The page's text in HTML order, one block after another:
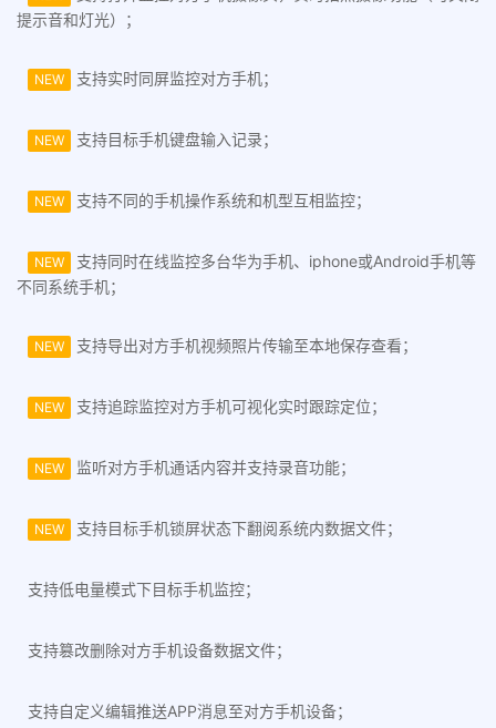
提示音和灯光）；
NEW 支持实时同屏监控对方手机；
NEW 支持目标手机键盘输入记录；
NEW 支持不同的手机操作系统和机型互相监控；
NEW
支持同时在线监控多台华为手机、iphone或Android手机等
不同系统手机；
NEW 支持导出对方手机视频照片传输至本地保存查看；
NEW 支持追踪监控对方手机可视化实时跟踪定位；
NEW 监听对方手机通话内容并支持录音功能；
NEW 支持目标手机锁屏状态下翻阅系统内数据文件；
支持低电量模式下目标手机监控；
支持篡改删除对方手机设备数据文件；
支持自定义编辑推送APP消息至对方手机设备；